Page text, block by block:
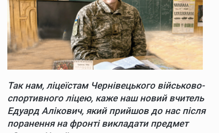
Так нам, ліцеїстам Чернівецького військово-
спортивного ліцею, каже наш новий вчитель
Едуард Алікович, який прийшов до нас після
поранення на фронті викладати предмет